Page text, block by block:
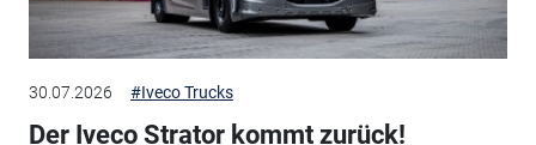
30.07.2026 #Iveco Trucks
Der Iveco Strator kommt zurück!